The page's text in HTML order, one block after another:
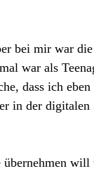
bei mir war
war als
dass ich
in der digitalen
will